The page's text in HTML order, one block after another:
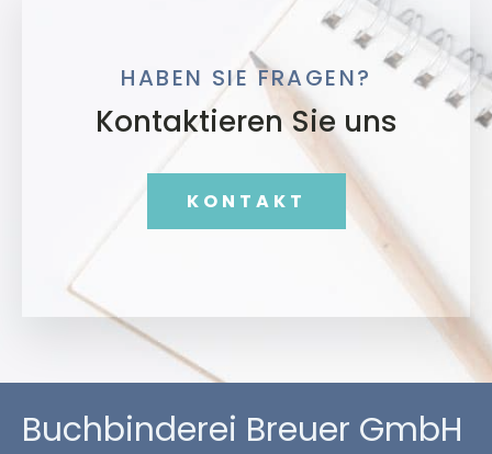
HABEN SIE FRAGEN?
Kontaktieren Sie uns
KONTAKT
Buchbinderei Breuer GmbH